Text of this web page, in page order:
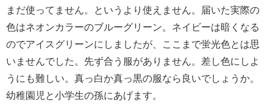
まだ使ってません。というより使えません。届いた実際の
色はネオンカラーのブルーグリーン。ネイビーは暗くなる
のでアイスグリーンにしましたが、ここまで蛍光色とは思
いませんでした。先ず合う服がありません。差し色にしよ
うにも難しい。真っ白か真っ黒の服なら良いでしょうか。
幼稚園児と小学生の孫にあげます。